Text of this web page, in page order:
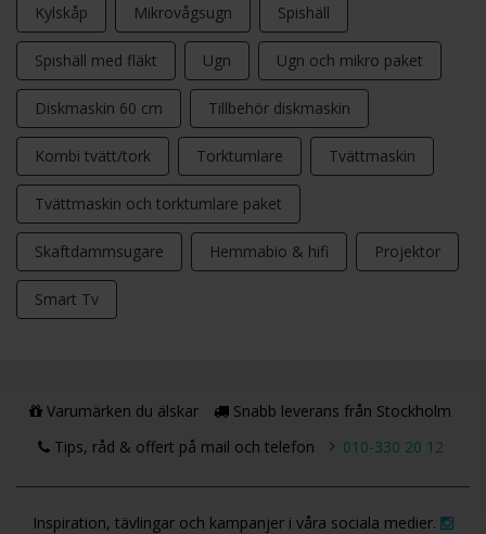
Kylskåp Mikrovågsugn Spishäll
Spishäll med fläkt Ugn Ugn och mikro paket
Diskmaskin 60 cm Tillbehör diskmaskin
Kombi tvätt/tork Torktumlare Tvättmaskin
Tvättmaskin och torktumlare paket
Skaftdammsugare Hemmabio & hifi Projektor
Smart Tv
Varumärken du älskar
Snabb leverans från Stockholm
Tips, råd & offert på mail och telefon
010-330 20 12
Inspiration, tävlingar och kampanjer i våra sociala medier.